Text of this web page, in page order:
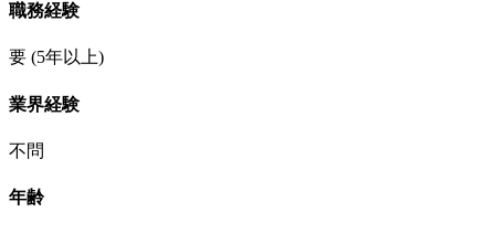
職務経験
要 (5年以上)
業界経験
不問
年齢